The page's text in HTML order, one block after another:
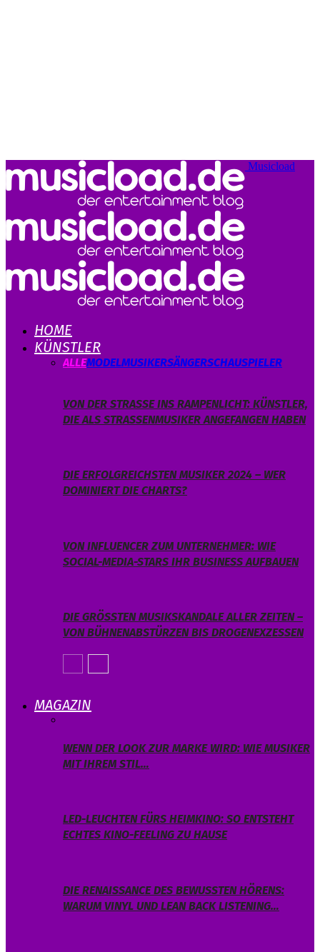
Musicload
HOME
KÜNSTLER
ALLEMODELMUSIKERSÄNGERSCHAUSPIELER
VON DER STRASSE INS RAMPENLICHT: KÜNSTLER, D
IE ALS STRASSENMUSIKER ANGEFANGEN HABEN
DIE ERFOLGREICHSTEN MUSIKER 2024 – WER
DOMINIERT DIE CHARTS?
VON INFLUENCER ZUM UNTERNEHMER: WIE
SOCIAL-MEDIA-STARS IHR BUSINESS AUFBAUEN
DIE GRÖSSTEN MUSIKSKANDALE ALLER ZEITEN – V
ON BÜHNENABSTÜRZEN BIS DROGENEXZESSEN
MAGAZIN
WENN DER LOOK ZUR MARKE WIRD: WIE MUSIKER
MIT IHREM STIL…
LED-LEUCHTEN FÜRS HEIMKINO: SO ENTSTEHT
ECHTES KINO-FEELING ZU HAUSE
DIE RENAISSANCE DES BEWUSSTEN HÖRENS:
WARUM VINYL UND LEAN BACK LISTENING…